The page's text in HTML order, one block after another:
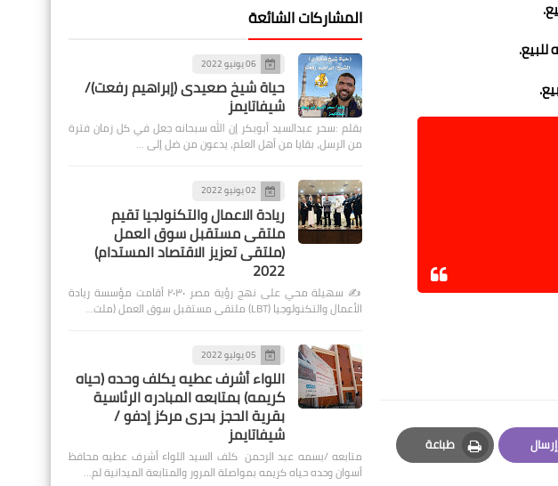
إرسال
Email
طباعة
Print
المشاركات الشائعة
06 يونيو 2022
حياة شيخ صعيدى (إبراهيم رفعت)/
شيفاتايمز
بقلم :سحر عبدالسيد أبوبكر إن الله سبحانه جعل في كل زمان فترة
من الرسل، بقايا من أهل العلم، يدعون من ضل إلى …
02 يونيو 2022
ريادة الاعمال والتكنولجيا تقيم
ملتقى مستقبل سوق العمل
(ملتقى تعزيز الاقتصاد المستدام)
2022
✍️ سهيلة محي على نهج رؤية مصر ٢٠٣٠ أقامت مؤسسة ريادة
الأعمال والتكنولوجيا (LBT) ملتقى مستقبل سوق العمل (ملت…
05 يوليو 2022
اللواء أشرف عطيه يكلف وحده (حياه
كريمه) بمتابعه المبادره الرئاسية
بقرية الحجز بحرى مركز إدفو /
شيفاتايمز
متابعه /بسمه عبد الرحمن كلف السيد اللواء أشرف عطيه محافظ
أسوان وحده حياه كريمه بمواصلة المرور والمتابعة الميدانية لم…